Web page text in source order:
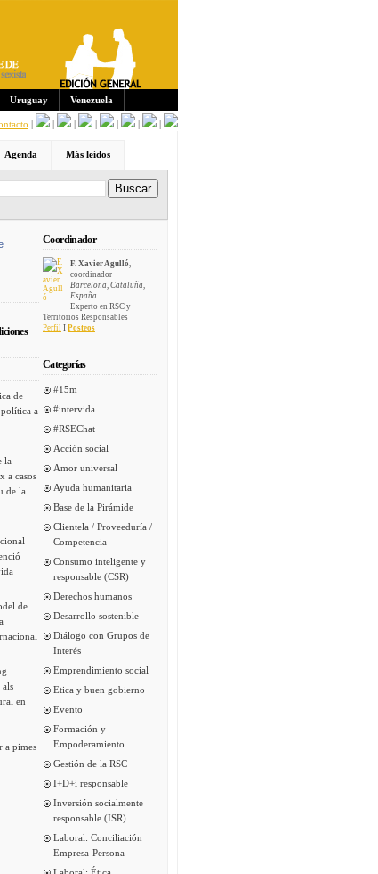
Uruguay Venezuela
| | | | | | |
Agenda Más leídos
de
a
la
a casos
de la
de
en
a pimes
Coordinador
F. Xavier Agulló,
coordinador
Barcelona, Cataluña,
España
Experto en RSC y
Territorios Responsables
Perfil I Posteos
Categorías
#15m
#intervida
#RSEChat
Acción social
Amor universal
Ayuda humanitaria
Base de la Pirámide
Clientela / Proveeduría /
Competencia
Consumo inteligente y
responsable (CSR)
Derechos humanos
Desarrollo sostenible
Diálogo con Grupos de
Interés
Emprendimiento social
Etica y buen gobierno
Evento
Formación y
Empoderamiento
Gestión de la RSC
I+D+i responsable
Inversión socialmente
responsable (ISR)
Laboral: Conciliación
Empresa-Persona